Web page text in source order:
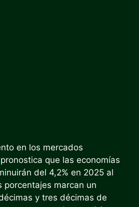
en los mercados
que las economías
del 4,2% en 2025 al
porcentajes marcan un
y tres décimas de